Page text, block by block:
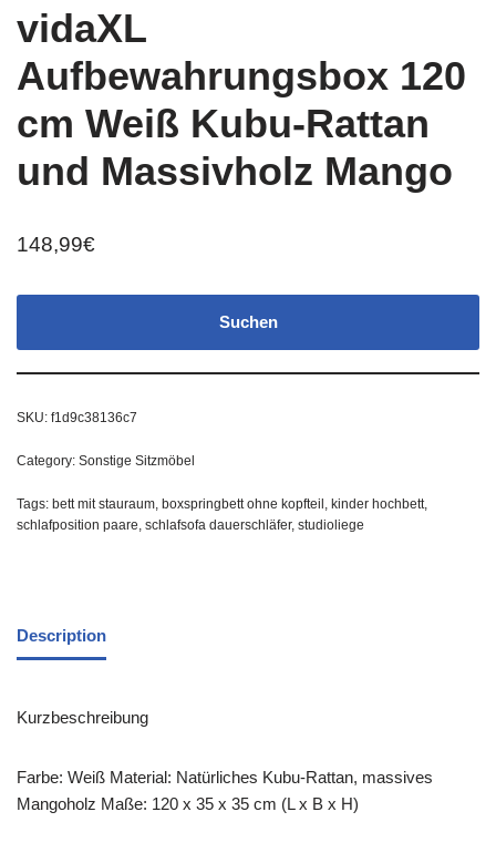
vidaXL
Aufbewahrungsbox 120
cm Weiß Kubu-Rattan
und Massivholz Mango
148,99€
Suchen
SKU: f1d9c38136c7
Category: Sonstige Sitzmöbel
Tags: bett mit stauraum, boxspringbett ohne kopfteil , kinder hochbett,
schlafposition paare, schlafsofa dauerschläfer, studioliege
Description
Kurzbeschreibung
Farbe: Weiß Material: Natürliches Kubu-Rattan, massives
Mangoholz Maße: 120 x 35 x 35 cm (L x B x H)